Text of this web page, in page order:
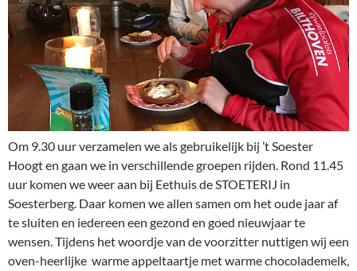
Om 9.30 uur verzamelen we als gebruikelijk bij ’t Soester
Hoogt en gaan we in verschillende groepen rijden. Rond 11.45
uur komen we weer aan bij Eethuis de STOETERIJ in
Soesterberg. Daar komen we allen samen om het oude jaar af
te sluiten en iedereen een gezond en goed nieuwjaar te
wensen. Tijdens het woordje van de voorzitter nuttigen wij een
oven-heerlijke warme appeltaartje met warme chocolademelk,